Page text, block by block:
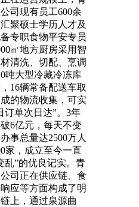
司现有员工600余
聚硕士学历人才及
专职食物平安专员
㎡地方厨房采用智
清洗、切配、烹调
吨大型冷藏冷冻库
16辆常备配送车取
的物流收集，可实
订单次日达”。3年
6亿元，每天不变
事总量达2500万人
家，成立至今一直
乱”的优良记实。青
司正在供应链、食
应等方面构成了明
上，通过泉源曲